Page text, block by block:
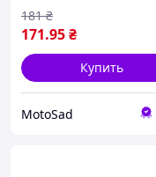
171.95₴
181 ₴
Купить
MotoSad